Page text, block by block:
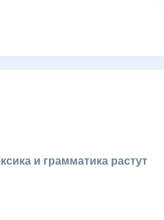
и грамматика растут